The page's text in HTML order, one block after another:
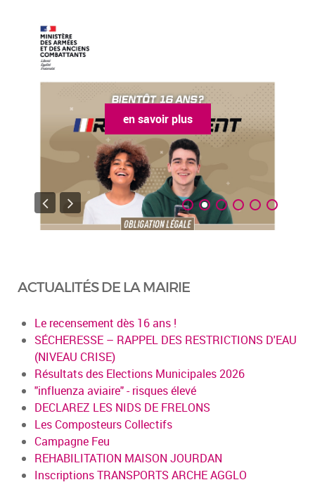
en savoir plus
ACTUALITÉS DE LA MAIRIE
Le recensement dès 16 ans !
SÉCHERESSE – RAPPEL DES RESTRICTIONS D'EAU
(NIVEAU CRISE)
Résultats des Elections Municipales 2026
"influenza aviaire" - risques élevé
DECLAREZ LES NIDS DE FRELONS
Les Composteurs Collectifs
Campagne Feu
REHABILITATION MAISON JOURDAN
Inscriptions TRANSPORTS ARCHE AGGLO